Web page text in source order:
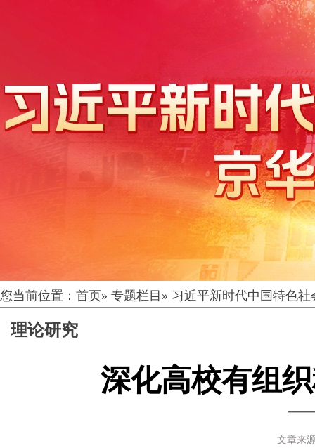
您当前位置： 首页» 专题栏目 » 习近平新时代中国特色
理论研究
深化高校有组
——
文章来